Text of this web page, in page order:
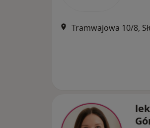
Tramwajowa 10/8,